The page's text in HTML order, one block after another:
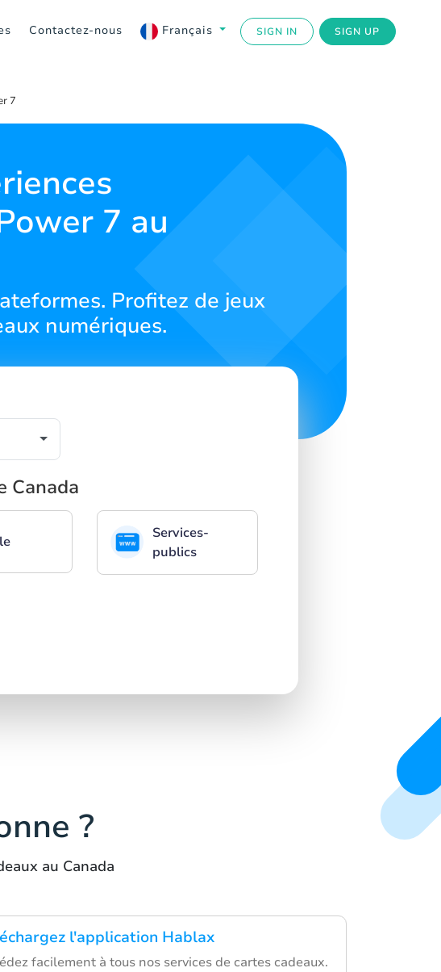
Contactez-nous Français SIGN IN SIGN UP
7
7 au
Profitez de jeux
numériques.
Canada
Services-
publics
?
au Canada
l'application Hablax
facilement à tous nos services de cartes cadeaux.